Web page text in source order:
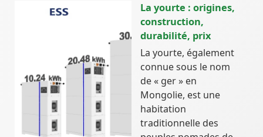
La yourte : origines,
construction,
durabilité, prix
La yourte, également
connue sous le nom
de « ger » en
Mongolie, est une
habitation
traditionnelle des